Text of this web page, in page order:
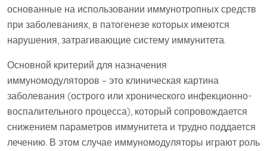
основанные на использовании иммунотропных средств
при заболеваниях, в патогенезе которых имеются
нарушения, затрагивающие систему иммунитета.
Основной критерий для назначения
иммуномодуляторов – это клиническая картина
заболевания (острого или хронического инфекционно-
воспалительного процесса), который сопровождается
снижением параметров иммунитета и трудно поддается
лечению. В этом случае иммуномодуляторы играют роль